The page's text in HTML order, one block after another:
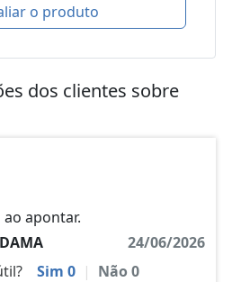
o produto
dos clientes sobre
apontar.
24/06/2026
Sim 0 | Não0